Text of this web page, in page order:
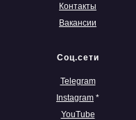
Контакты
Вакансии
Соц.сети
Telegram
Instagram *
YouTube